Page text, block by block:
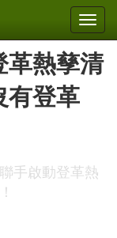
革熱孳清
有登革
手啟動登革熱